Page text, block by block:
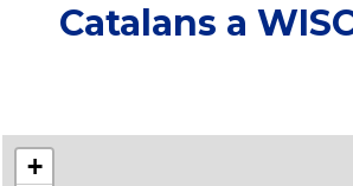
Catalans a
+